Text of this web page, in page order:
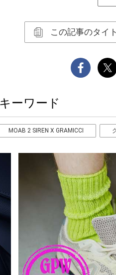
この記事のタイ
ーワード
MOAB 2 SIREN X GRAMICCI